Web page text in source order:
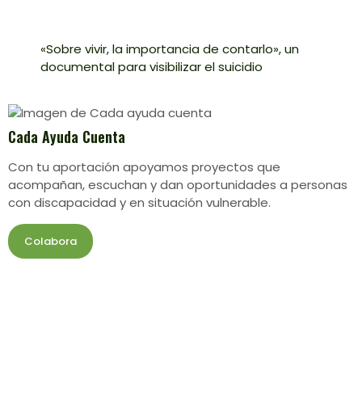
«Sobre vivir, la importancia de contarlo», un
documental para visibilizar el suicidio
Cada Ayuda Cuenta
Con tu aportación apoyamos proyectos que
acompañan, escuchan y dan oportunidades a personas
con discapacidad y en situación vulnerable.
Colabora